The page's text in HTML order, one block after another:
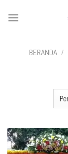
BERANDA /